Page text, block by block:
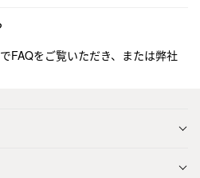
でFAQをご覧いただき、または弊社